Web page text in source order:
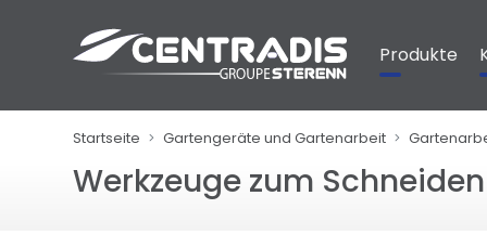
Produkte
Startseite Gartengeräte und Gartenarbeit
Werkzeuge zum